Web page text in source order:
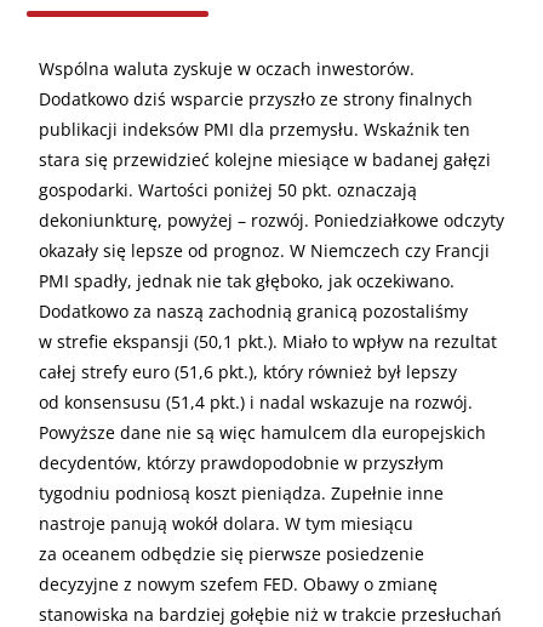
Wspólna waluta zyskuje w oczach inwestorów.
Dodatkowo dziś wsparcie przyszło ze strony finalnych
publikacji indeksów PMI dla przemysłu. Wskaźnik ten
stara się przewidzieć kolejne miesiące w badanej gałęzi
gospodarki. Wartości poniżej 50 pkt. oznaczają
dekoniunkturę, powyżej – rozwój. Poniedziałkowe odczyty
okazały się lepsze od prognoz. W Niemczech czy Francji
PMI spadły, jednak nie tak głęboko, jak oczekiwano.
Dodatkowo za naszą zachodnią granicą pozostaliśmy
w strefie ekspansji (50,1 pkt.). Miało to wpływ na rezultat
całej strefy euro (51,6 pkt.), który również był lepszy
od konsensusu (51,4 pkt.) i nadal wskazuje na rozwój.
Powyższe dane nie są więc hamulcem dla europejskich
decydentów, którzy prawdopodobnie w przyszłym
tygodniu podniosą koszt pieniądza. Zupełnie inne
nastroje panują wokół dolara. W tym miesiącu
za oceanem odbędzie się pierwsze posiedzenie
decyzyjne z nowym szefem FED. Obawy o zmianę
stanowiska na bardziej gołębie niż w trakcie przesłuchań